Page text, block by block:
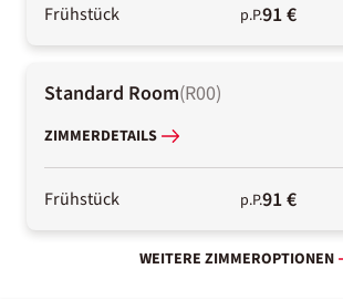
Frühstück p.P.91 €
Standard Room(R00)
ZIMMERDETAILS
Frühstück p.P.91 €
WEITERE ZIMMEROPTIONEN